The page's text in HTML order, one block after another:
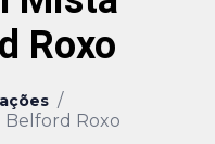
Roxo
/
Belford Roxo